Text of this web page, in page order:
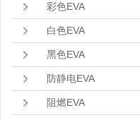
彩色EVA
白色EVA
黑色EVA
防静电EVA
阻燃EVA